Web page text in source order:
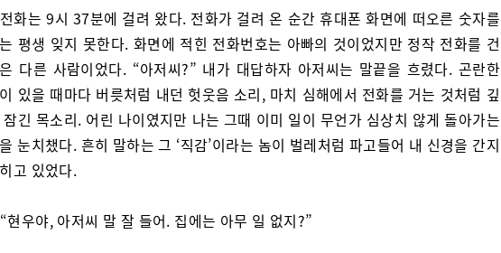
전화는 9시 37분에 걸려 왔다. 전화가 걸려 온 순간 휴대폰 화면에 떠오른 숫자를
평생 잊지 못한다. 화면에 적힌 전화번호는 아빠의 것이었지만 정작 전화를 건
다른 사람이었다. “아저씨?” 내가 대답하자 아저씨는 말끝을 흐렸다. 곤란한
있을 때마다 버릇처럼 내던 헛웃음 소리, 마치 심해에서 전화를 거는 것처럼 깊
잠긴 목소리. 어린 나이였지만 나는 그때 이미 일이 무언가 심상치 않게 돌아가는
눈치챘다. 흔히 말하는 그 ‘직감’이라는 놈이 벌레처럼 파고들어 내 신경을 간지
고 있었다.
“현우야, 아저씨 말 잘 들어. 집에는 아무 일 없지?”